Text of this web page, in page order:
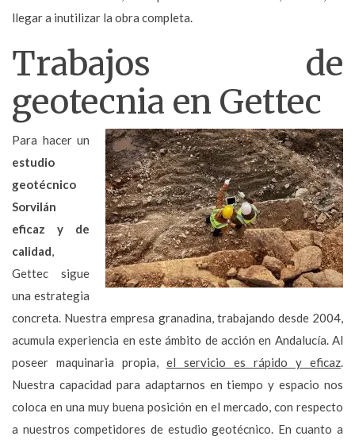
llegar a inutilizar la obra completa.
Trabajos de
geotecnia en Gettec
Para hacer un
estudio
geotécnico
Sorvilán
eficaz y de
calidad,
Gettec sigue
una estrategia
concreta. Nuestra empresa granadina, trabajando desde 2004,
acumula experiencia en este ámbito de acción en Andalucía. Al
poseer maquinaria propia, el servicio es rápido y eficaz.
Nuestra capacidad para adaptarnos en tiempo y espacio nos
coloca en una muy buena posición en el mercado, con respecto
a nuestros competidores de estudio geotécnico. En cuanto a